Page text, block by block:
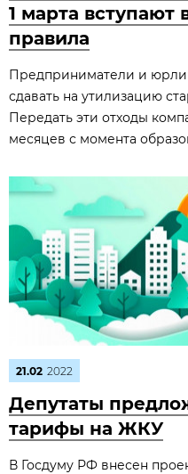
1 марта вступают
правила
Предприниматели и
сдавать на утилизацию
Передать эти отходы
месяцев с момента
21.02 2022
Депутаты
тарифы на ЖКУ
В Госдуму РФ внесен